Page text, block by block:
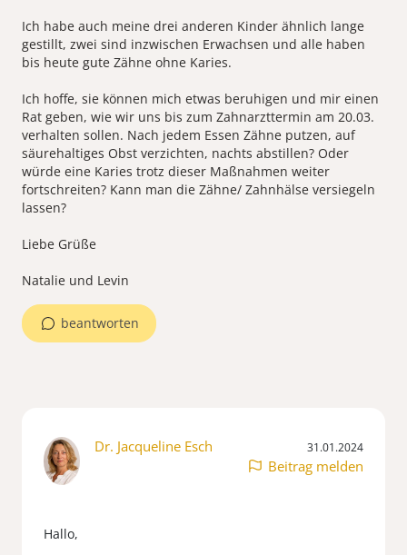
Ich habe auch meine drei anderen Kinder ähnlich lange
gestillt, zwei sind inzwischen Erwachsen und alle haben
bis heute gute Zähne ohne Karies.
Ich hoffe, sie können mich etwas beruhigen und mir einen
Rat geben, wie wir uns bis zum Zahnarzttermin am 20.03.
verhalten sollen. Nach jedem Essen Zähne putzen, auf
säurehaltiges Obst verzichten, nachts abstillen? Oder
würde eine Karies trotz dieser Maßnahmen weiter
fortschreiten? Kann man die Zähne/ Zahnhälse versiegeln
lassen?
Liebe Grüße
beantworten
Dr. Jacqueline Esch 31.01.2024
Beitrag melden
Hallo,